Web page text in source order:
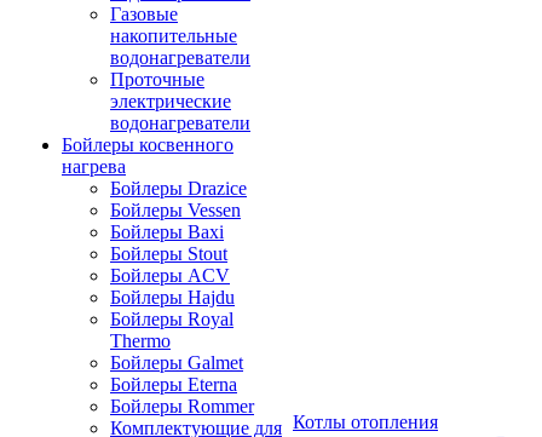
Газовые
накопительные
водонагреватели
Проточные
электрические
водонагреватели
Бойлеры косвенного
нагрева
Бойлеры Drazice
Бойлеры Vessen
Бойлеры Baxi
Бойлеры Stout
Бойлеры ACV
Бойлеры Hajdu
Бойлеры Royal
Thermo
Бойлеры Galmet
Бойлеры Eterna
Бойлеры Rommer
Комплектующие для Котлы отопления